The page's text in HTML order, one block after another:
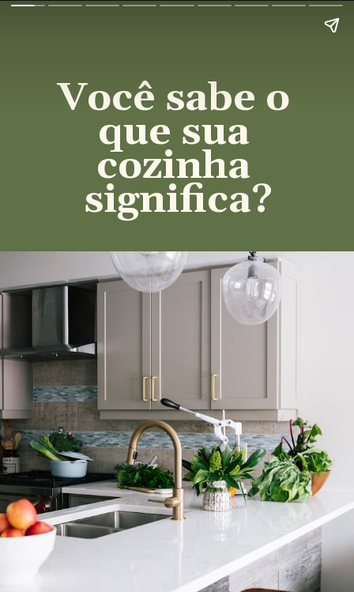
Você sabe o
que sua
cozinha
significa?